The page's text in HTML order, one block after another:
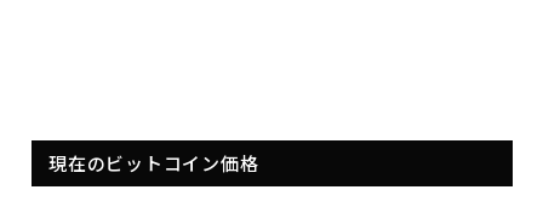
現在のビットコイン価格